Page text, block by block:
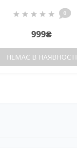
0
999₴
НЕМАЄ В НАЯВНОСТІ